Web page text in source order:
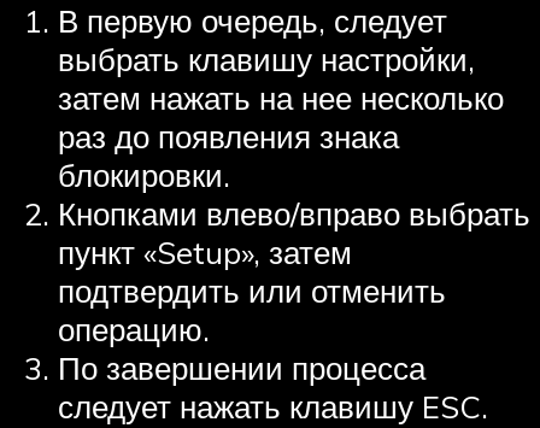
В первую очередь, следует
выбрать клавишу настройки,
затем нажать на нее несколько
раз до появления знака
блокировки.
Кнопками влево/вправо выбрать
пункт «Setup», затем
подтвердить или отменить
операцию.
По завершении процесса
следует нажать клавишу ESC.